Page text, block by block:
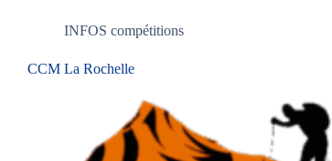
INFOS compétitions
CCM La Rochelle